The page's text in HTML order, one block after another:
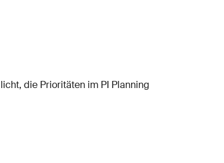
die Prioritäten im PI Planning